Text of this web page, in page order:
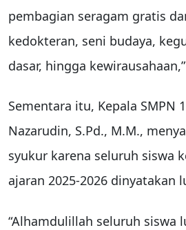
pembagian seragam gratis
kedokteran, seni budaya,
dasar, hingga
Sementara itu, Kepala SMPN
Nazarudin, S.Pd., M.M.,
syukur karena seluruh siswa
ajaran 2025-2026 dinyatakan
“Alhamdulillah seluruh siswa